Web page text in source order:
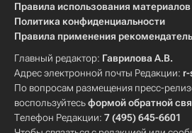
Правила использования материалов
Политика конфиденциальности
Правила применения
Главный редактор: Гаврилова А.В.
Адрес электронной почты Редакции:
По вопросам размещения пресс-
воспользуйтесьформой обратной
Телефон Редакции: 7 (495) 645-6601